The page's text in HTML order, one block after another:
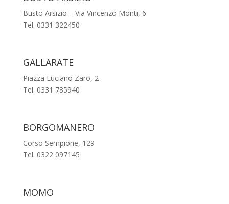
Busto Arsizio – Via Vincenzo Monti, 6
Tel. 0331 322450
GALLARATE
Piazza Luciano Zaro, 2
Tel. 0331 785940
BORGOMANERO
Corso Sempione, 129
Tel. 0322 097145
MOMO